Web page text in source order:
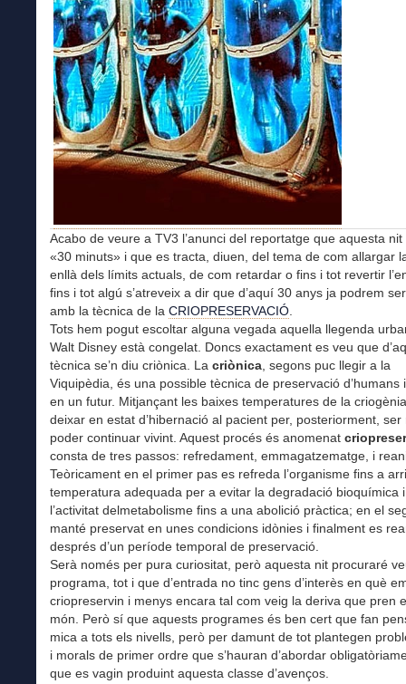
Acabo de veure a TV3 l’anunci del reportatge que aquesta
«30 minuts» i que es tracta, diuen, del tema de com allargar
enllà dels límits actuals, de com retardar o fins i tot revertir
fins i tot algú s’atreveix a dir que d’aquí 30 anys ja podrem
amb la tècnica de la CRIOPRESERVACIÓ
Tots hem pogut escoltar alguna vegada aquella llegenda
Walt Disney està congelat. Doncs exactament es veu que
tècnica se’n diu criònica. La criònica , segons puc llegir a la
Viquipèdia, és una possible tècnica de preservació d’humans
en un futur. Mitjançant les baixes temperatures de la
deixar en estat d’hibernació al pacient per, posteriorment, ser
poder continuar vivint. Aquest procés és anomenat
consta de tres passos: refredament, emmagatzematge, i
Teòricament en el primer pas es refreda l’organisme fins a
temperatura adequada per a evitar la degradació bioquímica
l’activitat delmetabolisme fins a una abolició pràctica; en el
manté preservat en unes condicions idònies i finalment es
després d’un període temporal de preservació.
Serà només per pura curiositat, però aquesta nit procuraré
programa, tot i que d’entrada no tinc gens d’interès en què
criopreservin i menys encara tal com veig la deriva que pren
món. Però sí que aquests programes és ben cert que fan
mica a tots els nivells, però per damunt de tot plantegen
i morals de primer ordre que s’hauran d’abordar
que es vagin produint aquesta classe d’avenços.